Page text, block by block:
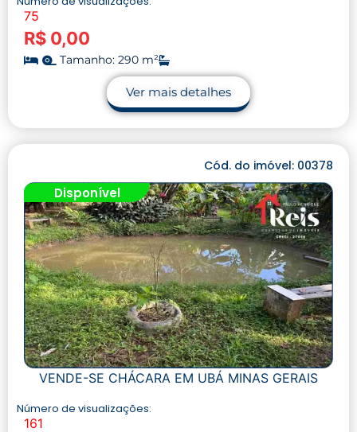
75
R$ 0,00
Tamanho: 290 m²
Ver mais detalhes
Cód. do imóvel: 00378
Disponível
VENDE-SE CHÁCARA EM UBÁ MINAS GERAIS
Número de visualizações:
161